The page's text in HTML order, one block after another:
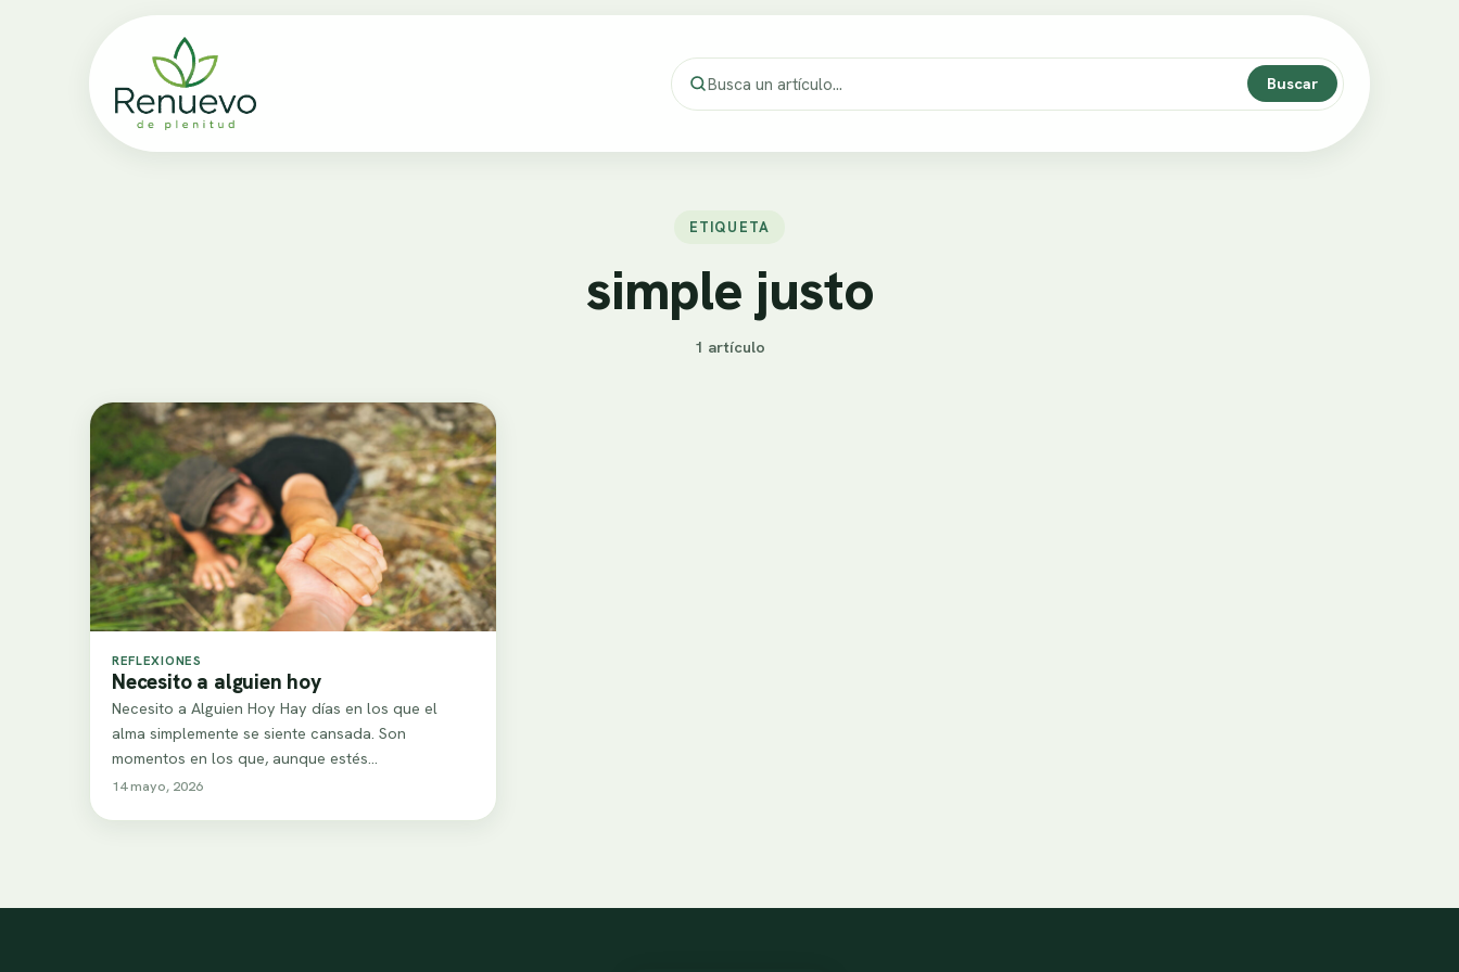
Buscar
ETIQUETA
simple justo
1 artículo
REFLEXIONES
Necesito a alguien hoy
Necesito a Alguien Hoy Hay días en los que el
alma simplemente se siente cansada. Son
momentos en los que, aunque estés…
14 mayo, 2026